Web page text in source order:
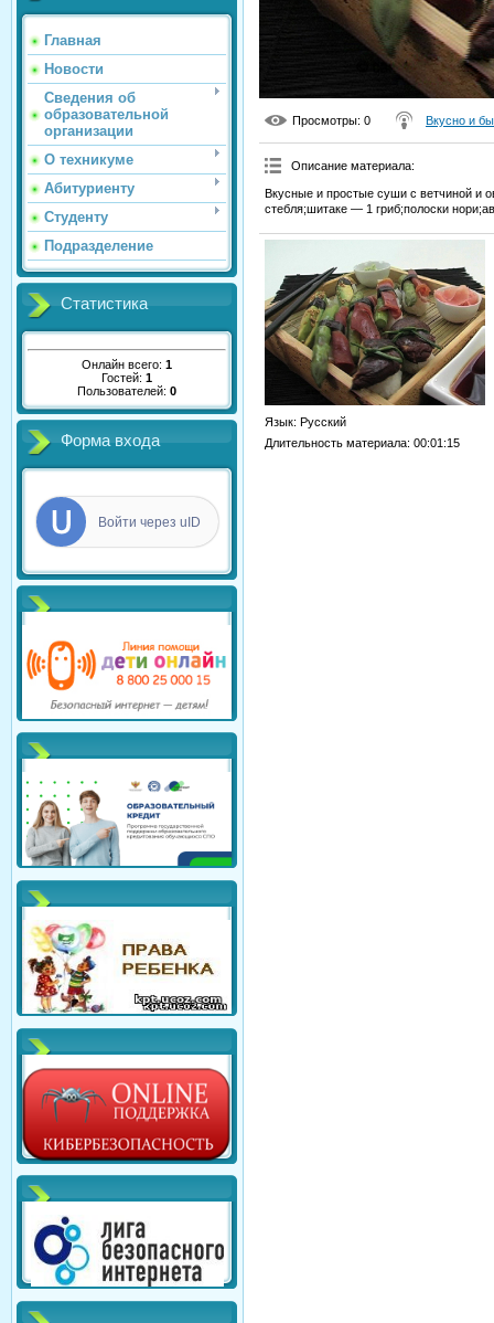
Главная
Новости
Сведения об
образовательной
организации
О техникуме
Абитуриенту
Студенту
Подразделение
Статистика
Онлайн всего: 1
Гостей: 1
Пользователей: 0
Форма входа
Войти через uID
Просмотры: 0 Вкусно и
Описание материала:
Вкусные и простые суши с ветчиной и
стебля;шитаке — 1 гриб;полоски
Язык: Русский
Длительность материала: 00:01:15